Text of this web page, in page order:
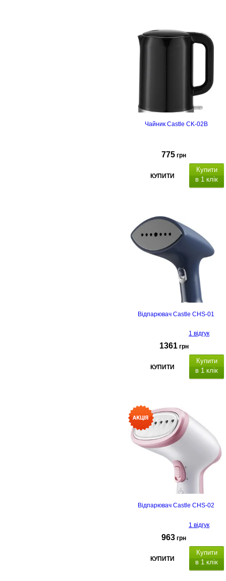
Чайник Castle CK-02B
775 грн
КУПИТИ
Купити
в 1 клік
Відпарювач Castle CHS-01
1 відгук
1361 грн
КУПИТИ
Купити
в 1 клік
Відпарювач Castle CHS-02
1 відгук
963 грн
КУПИТИ
Купити
в 1 клік